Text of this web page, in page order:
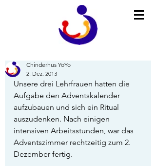
Chinderhus YoYo
2. Dez. 2013
Unsere drei Lehrfrauen hatten die
Aufgabe den Adventskalender
aufzubauen und sich ein Ritual
auszudenken. Nach einigen
intensiven Arbeitsstunden, war das
Adventszimmer rechtzeitig zum 2.
Dezember fertig.